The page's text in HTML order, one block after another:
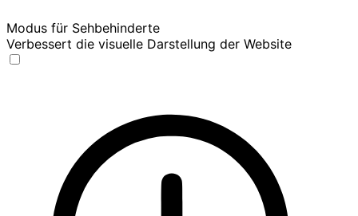
Modus für Sehbehinderte
Verbessert die visuelle Darstellung der Website